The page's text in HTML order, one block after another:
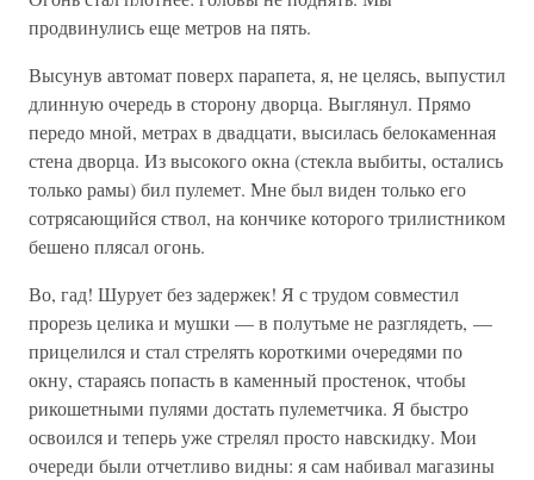
продвинулись еще метров на пять.
Высунув автомат поверх парапета, я, не целясь, выпустил
длинную очередь в сторону дворца. Выглянул. Прямо
передо мной, метрах в двадцати, высилась белокаменная
стена дворца. Из высокого окна (стекла выбиты, остались
только рамы) бил пулемет. Мне был виден только его
сотрясающийся ствол, на кончике которого трилистником
бешено плясал огонь.
Во, гад! Шурует без задержек! Я с трудом совместил
прорезь целика и мушки — в полутьме не разглядеть, —
прицелился и стал стрелять короткими очередями по
окну, стараясь попасть в каменный простенок, чтобы
рикошетными пулями достать пулеметчика. Я быстро
освоился и теперь уже стрелял просто навскидку. Мои
очереди были отчетливо видны: я сам набивал магазины